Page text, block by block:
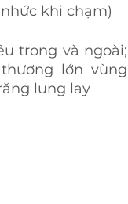
khi chạm)
trong và ngoài;
lớn vùng
lung lay